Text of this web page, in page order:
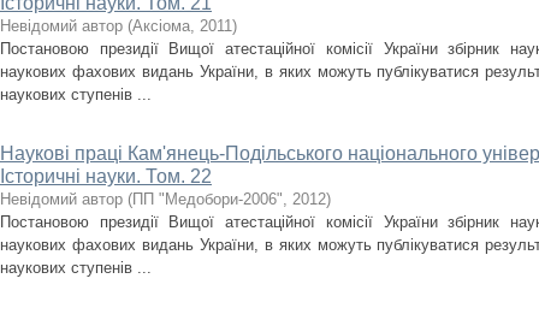
Невідомий автор (Аксіома, 2011)
Постановою президії Вищої атестаційної комісії України збірник
наукових фахових видань України, в яких можуть публікуватися
наукових ступенів ...
Наукові праці Кам'янець-Подільського національного
Історичні науки. Том. 22
Невідомий автор (ПП "Медобори-2006", 2012)
Постановою президії Вищої атестаційної комісії України збірник
наукових фахових видань України, в яких можуть публікуватися
наукових ступенів ...